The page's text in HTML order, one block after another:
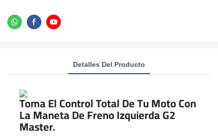
Detalles Del Producto
Toma El Control Total De Tu Moto Con
La Maneta De Freno Izquierda G2
Master.